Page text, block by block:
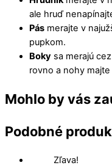
ale hruď
Pás merajte v
pupkom.
Boky sa merajú
rovno a nohy
Mohlo by vás
Podobné
Zľava!